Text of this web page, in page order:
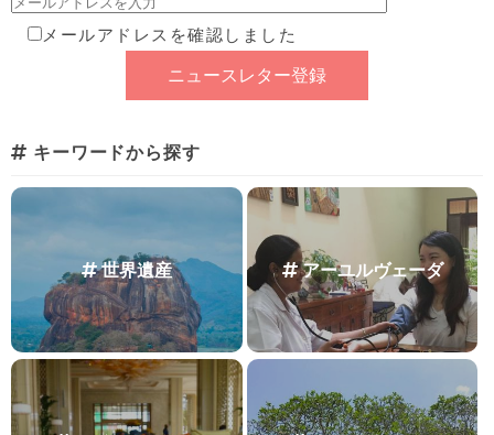
メールアドレスを確認しました
キーワードから探す
世界遺産 アーユルヴェーダ